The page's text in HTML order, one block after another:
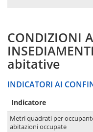
CONDIZIONI
INSEDIAMENTI
abitative
INDICATORI AI
Indicatore
Metri quadrati per
abitazioni occupate